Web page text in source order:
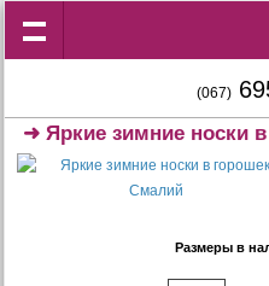
(067)
➜Яркие зимние носки
Размеры в